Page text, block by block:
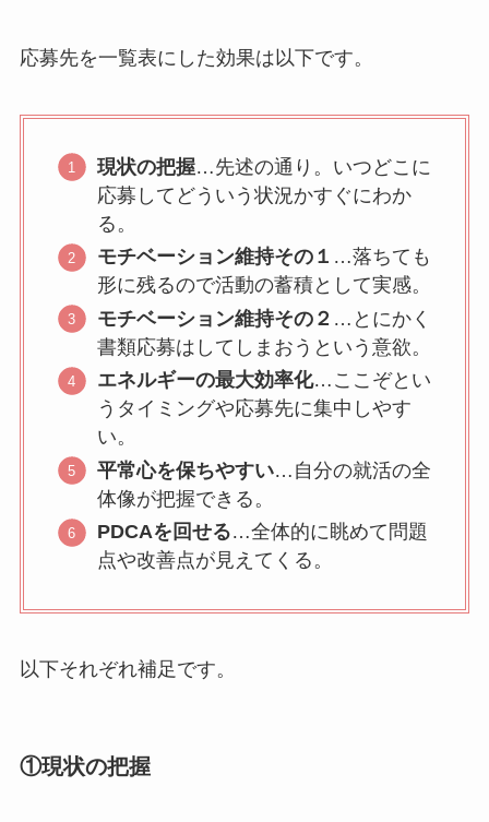
応募先を一覧表にした効果は以下です。
現状の把握…先述の通り。いつどこに
応募してどういう状況かすぐにわか
る。
モチベーション維持その１ …落ちても
形に残るので活動の蓄積として実感。
モチベーション維持その２ …とにかく
書類応募はしてしまおうという意欲。
エネルギーの最大効率化…ここぞとい
うタイミングや応募先に集中しやす
い。
平常心を保ちやすい…自分の就活の全
体像が把握できる。
PDCAを回せる…全体的に眺めて問題
点や改善点が見えてくる。
以下それぞれ補足です。
①現状の把握